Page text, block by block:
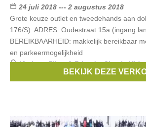
24 juli 2018 --- 2 augustus 2018
Grote keuze outlet en tweedehands aan
176/S): ADRES: Oudestraat 15a (ingang
BEREIKBAARHEID: makkelijk bereikbaar
en parkeermogelijkheid
Merken:Filou & Friends,Simple Kids
Van Hassels, ...
BEKIJK DEZE